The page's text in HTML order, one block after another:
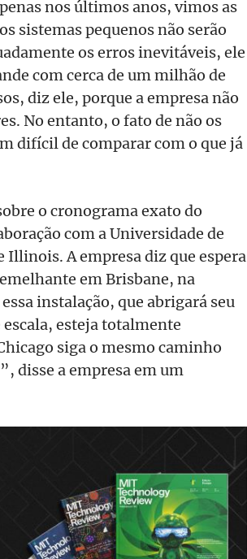
nos últimos anos, vimos as
sistemas pequenos não serão
os erros inevitáveis, ele
com cerca de um milhão de
diz ele, porque a empresa não
No entanto, o fato de não os
difícil de comparar com o que já
o cronograma exato do
com a Universidade de
Illinois. A empresa diz que espera
em Brisbane, na
instalação, que abrigará seu
esteja totalmente
siga o mesmo caminho
disse a empresa em um